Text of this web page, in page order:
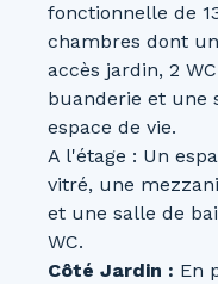
fonctionnelle de
chambres dont
accès jardin, 2
buanderie et une
espace de vie.
A l'étage : Un
vitré, une
et une salle de
WC.
Côté Jardin : En